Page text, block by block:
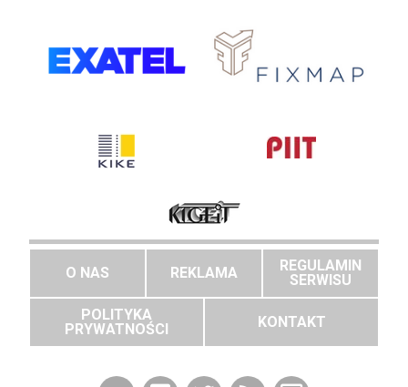
O NAS REKLAMA
REGULAMIN
SERWISU
POLITYKA
PRYWATNOŚCI
KONTAKT